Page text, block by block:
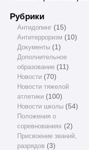
Рубрики
Антидопинг(15)
Антитерроризм (10)
Документы(1)
Дополнительное
образование(11)
Новости(70)
Новости тяжелой
атлетики(100)
Новости школы(54)
Положения о
соревнованиях (2)
Присвоение званий,
разрядов (3)